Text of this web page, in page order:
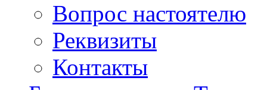
Вопрос настоятелю
Реквизиты
Контакты